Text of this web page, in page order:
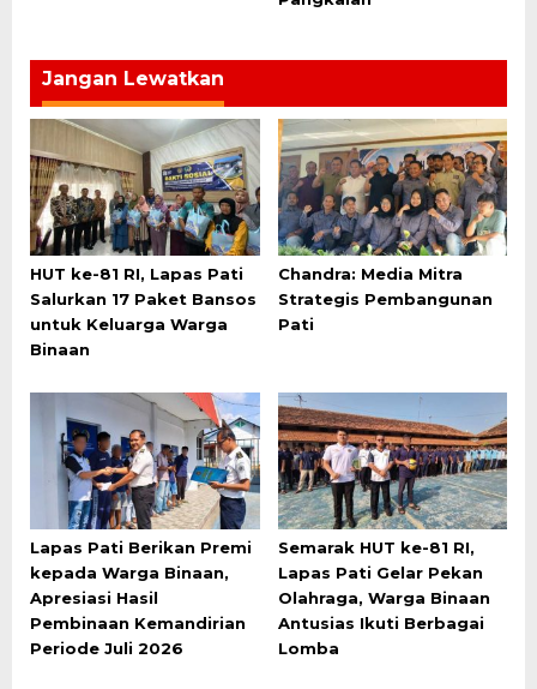
Jangan Lewatkan
HUT ke-81 RI, Lapas Pati
Salurkan 17 Paket Bansos
untuk Keluarga Warga
Binaan
Chandra: Media Mitra
Strategis Pembangunan
Pati
Lapas Pati Berikan Premi
kepada Warga Binaan,
Apresiasi Hasil
Pembinaan Kemandirian
Periode Juli 2026
Semarak HUT ke-81 RI,
Lapas Pati Gelar Pekan
Olahraga, Warga Binaan
Antusias Ikuti Berbagai
Lomba